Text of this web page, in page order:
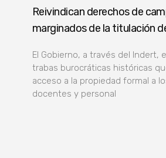
Reivindican derechos de
marginados de la titulación
El Gobierno, a través del Indert,
trabas burocráticas históricas
acceso a la propiedad formal a
docentes y personal